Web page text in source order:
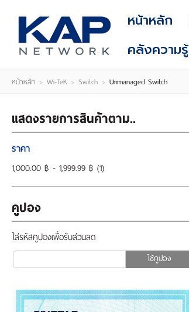
REGISTER
หน้าหลัก
คลังความรู้
หน้าหลัก > Wi-TeK > Switch > Unmanaged Switch
แสดงรายการสินค้าตาม..
ราคา
1,000.00 ฿ - 1,999.99 ฿ (1)
คูปอง
ใส่รหัสคูปองเพื่อรับส่วนลด
ใช้คูปอง